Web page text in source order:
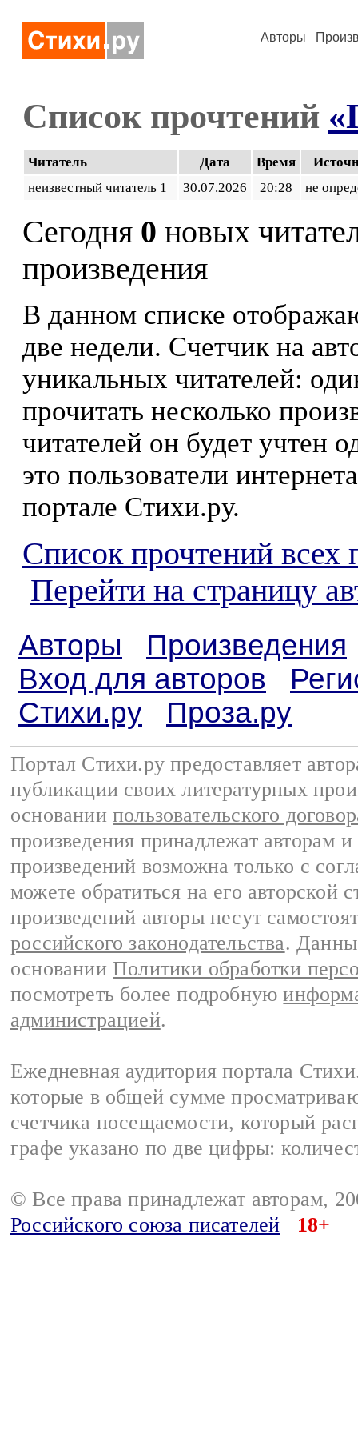
Авторы
Список прочтений
Читатель Дата Время
неизвестный читатель 1
30.07.2026 20:28 не
Сегодня 0 новых
произведения
В данном списке
две недели. Счетчик на
уникальных читателей:
прочитать несколько
читателей он будет учтен
это пользователи
портале Стихи.ру.
Список прочтений всех
Перейти на страницу
Авторы
Произведения
Вход для авторов
Стихи.ру
Проза.ру
Портал Стихи.ру предоставляет
публикации своих литературных
основании пользовательского
произведения принадлежат авторам
произведений возможна только с
можете обратиться на его авторской
произведений авторы несут
российского законодательства.
основании Политики обработки
посмотреть более подробную
администрацией.
Ежедневная аудитория портала
которые в общей сумме
счетчика посещаемости, который
графе указано по две цифры:
© Все права принадлежат авторам,
Российского союза писателей
18+